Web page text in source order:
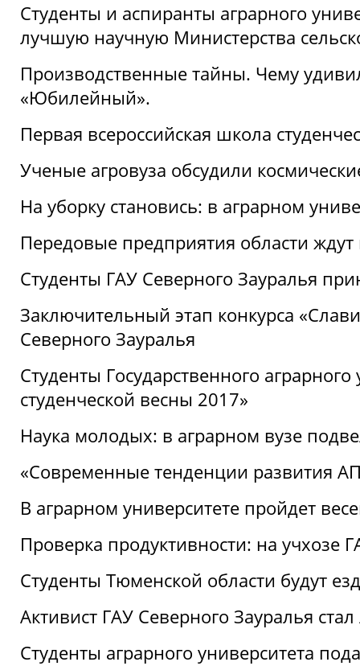
Студенты и аспиранты аграрного
лучшую научную Министерства
Производственные тайны. Чему
«Юбилейный».
Первая всероссийская школа
Ученые агровуза обсудили
На уборку становись: в аграрном
Передовые предприятия области ждут
Студенты ГАУ Северного Зауралья
Заключительный этап конкурса
Северного Зауралья
Студенты Государственного
студенческой весны 2017»
Наука молодых: в аграрном вузе
«Современные тенденции развития
В аграрном университете пройдет
Проверка продуктивности: на учхозе
Студенты Тюменской области будут
Активист ГАУ Северного Зауралья
Студенты аграрного университета